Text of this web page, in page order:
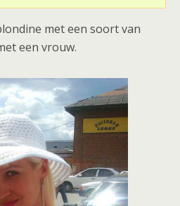
met een soort van
een vrouw.